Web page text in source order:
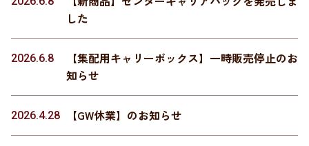
した
2026.6.8
【集配用キャリーボックス】一時販売停止のお
知らせ
2026.4.28 【GW休業】のお知らせ